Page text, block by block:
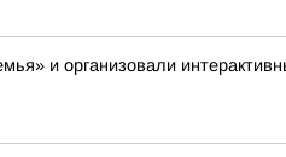
и организовали